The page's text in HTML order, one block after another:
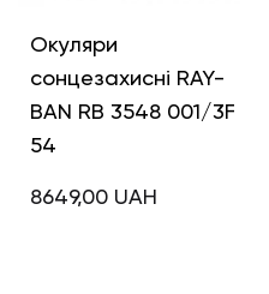
Окуляри
сонцезахисні RAY-
BAN RB 3548 001/3F
54
8649,00 UAH